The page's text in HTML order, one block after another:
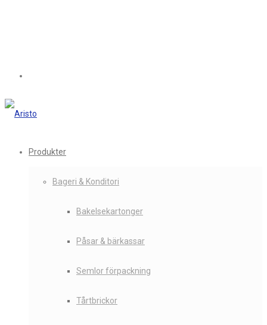
Produkter
Bageri & Konditori
Bakelsekartonger
Påsar & bärkassar
Semlor förpackning
Tårtbrickor